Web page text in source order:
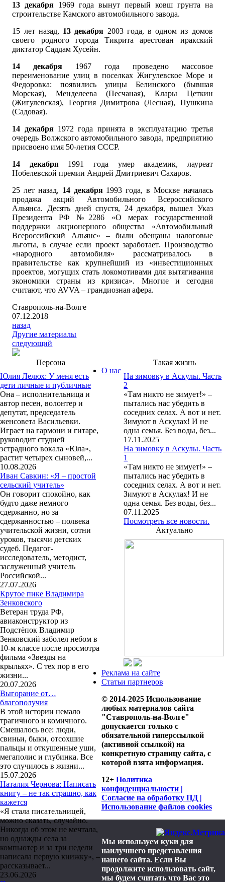
13 декабря 1969 года вынут первый ковш грунта на
строительстве Камского автомобильного завода.
15 лет назад, 13 декабря 2003 года, в одном из домов
своего родного города Тикрита арестован иракский
диктатор Саддам Хусейн.
14 декабря 1967 года проведено массовое
переименование улиц в поселках Жигулевское Море и
Федоровка: появились улицы Белинского (бывшая
Морская), Менделеева (Песчаная), Клары Цеткин
(Жигулевская), Георгия Димитрова (Лесная), Пушкина
(Садовая).
14 декабря1972 года принята в эксплуатацию третья
очередь Волжского автомобильного завода, предприятию
присвоено имя 50-летия СССР.
14 декабря1991 года умер академик, лауреат
Нобелевской премии Андрей Дмитриевич Сахаров.
25 лет назад, 14 декабря1993 года, в Москве началась
продажа акций Автомобильного Всероссийского
Альянса. Десять дней спустя, 24 декабря, вышел Указ
Президента РФ №2286 «О мерах государственной
поддержки акционерного общества «Автомобильный
Всероссийский Альянс» – были обещаны налоговые
льготы, в случае если проект заработает. Производство
«народного автомобиля» рассматривалось в
правительстве как крупнейший из «инвестиционных
проектов, могущих стать локомотивами для вытягивания
экономики страны из кризиса». Многие и сегодня
считают, что AVVA – грандиозная афера.
Ставрополь-на-Волге
07.12.2018
назад
Другие материалы
следующий
Персона
Юлия Лелюх: У меня есть
дети личные и публичные
Она – исполнительница и
автор песен, волонтер и
депутат, председатель
женсовета Васильевки.
Играет на гармони и гитаре,
руководит студией
эстрадного вокала «Юла»,
растит четырех сыновей,...
10.08.2026
Иван Савкин: «Я – простой
сельский учитель»
Он говорит спокойно, как
будто даже немного
сдержанно, но за
сдержанностью – полвека
учительской жизни, сотни
уроков, тысячи детских
судеб. Педагог-
исследователь, методист,
заслуженный учитель
Российской...
27.07.2026
Крутое пике Владимира
Зенковского
Ветеран труда РФ,
авиаконструктор из
Подстёпок Владимир
Зенковский заболел небом в
10-м классе после просмотра
фильма «Звезды на
крыльях». С тех пор в его
жизни...
20.07.2026
Выгорание от…
благополучия
В этой истории немало
трагичного и комичного.
Смешалось все: люди,
свиньи, быки, отсохшие
пальцы и откушенные уши,
мегаполис и глубинка. Все
это случилось в жизни...
15.07.2026
Наталия Чернова: Написать
книгу – не так страшно, как
кажется
«Я стала писательницей,
можно сказать, случайно.
Никогда об этом не мечтала,
но однажды села за
компьютер и за три недели
написала первую книжку», –
рассказывает...
23.06.2026
Такая жизнь
На зимовку в Аскулы. Часть
2
«Там никто не зимует!» –
пытались нас убедить в
соседних селах. А вот и нет.
Зимуют в Аскулах! И не
одна семья. Без воды, без...
17.11.2025
На зимовку в Аскулы. Часть
1
«Там никто не зимует!» –
пытались нас убедить в
соседних селах. А вот и нет.
Зимуют в Аскулах! И не
одна семья. Без воды, без...
07.11.2025
Посмотреть все новости.
Актуально
О нас
Реклама на сайте
Статьи партнеров
© 2014-2025 Использование
любых материалов сайта
"Ставрополь-на-Волге"
допускается только с
обязательной гиперссылкой
(активной ссылкой) на
конкретную страницу сайта, с
которой взята информация.
12+ Политика
конфиденциальности |
Согласие на обработку ПД |
Использование файлов cookies
Мы используем куки для
наилучшего представления
нашего сайта. Если Вы
продолжите использовать сайт,
мы будем считать что Вас это